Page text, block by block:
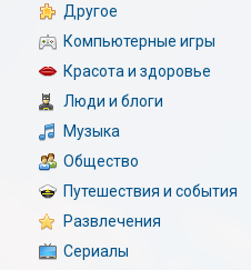
Другое
Компьютерные игры
Красота и здоровье
Люди и блоги
Музыка
Общество
Путешествия и события
Развлечения
Сериалы